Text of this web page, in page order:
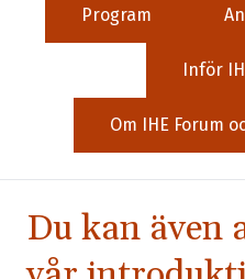
Program
Inför
Om IHE Forum
Du kan även